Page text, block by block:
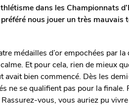
dans les Championnats
nous jouer un très mauvais
médailles d’or empochées par la
Et pour cela, rien de mieux
bien commencé. Dès les
ne se qualifient pas pour la finale.
vous, vous auriez pu vivre